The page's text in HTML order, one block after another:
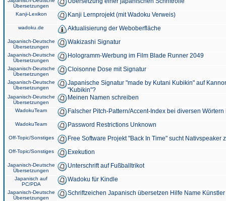
Übersetzungen
Kanji-Lexikon Kanji Lernprojekt (mit Wadoku Verweis)
wadoku.de Aktualisierung der Weboberfläche
Japanisch-Deutsche
Übersetzungen
Wakizashi Signatur
Japanisch-Deutsche
Übersetzungen
Hologramm-Werbung im Film Blade Runner 2049
Japanisch-Deutsche
Übersetzungen
Cloisonne Dose mit Signatur
Japanisch-Deutsche
Übersetzungen
Japanische Signatur "made by Kutani Kubikin" auf
"Kubikin"?
Japanisch-Deutsche
Übersetzungen
Meinen Namen schreiben
WadokuTeam Falscher Pitch-Pattern/Accent-Index bei diversen
WadokuTeam Password Restrictions Unknown
Off-Topic/Sonstiges Free Software Projekt "Back In Time" sucht Nativspeaker
Off-Topic/Sonstiges Exekution
Japanisch-Deutsche
Übersetzungen
Unterschrift auf Fußballtrikot
Japanisch auf
PC/PDA
Wadoku für Kindle
Japanisch-Deutsche
Übersetzungen
Schriftzeichen Japanisch übersetzen Hilfe Name